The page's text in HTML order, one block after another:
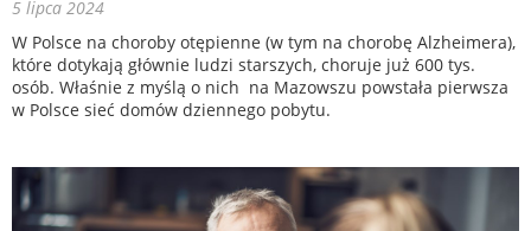
5 lipca 2024
W Polsce na choroby otępienne (w tym na chorobę Alzheimera),
które dotykają głównie ludzi starszych, choruje już 600 tys.
osób. Właśnie z myślą o nich na Mazowszu powstała pierwsza
w Polsce sieć domów dziennego pobytu.